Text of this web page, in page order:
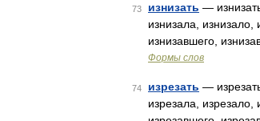
73 изнизать —
изнизала,
изнизавшего,
Формы слов
74 изрезать —
изрезала,